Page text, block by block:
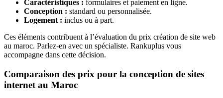
Caractéristiques : formulaires et paiement en ligne.
Conception : standard ou personnalisée.
Logement : inclus ou à part.
Ces éléments contribuent à l’évaluation du prix création de site web
au maroc. Parlez-en avec un spécialiste. Rankuplus vous
accompagne dans cette décision.
Comparaison des prix pour la conception de sites
internet au Maroc